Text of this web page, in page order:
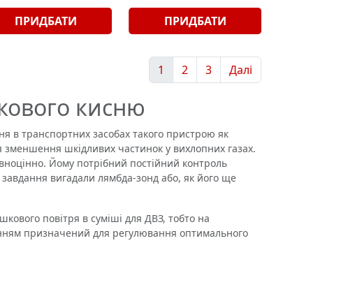
ПРИДБАТИ ПРИДБАТИ
1 2 3 Далі
кисню
в транспортних засобах такого пристрою як
шкідливих частинок у вихлопних газах.
Йому потрібний постійний контроль
завдання вигадали лямбда-зонд або, як його ще
повітря в суміші для ДВЗ, тобто на
призначений для регулювання оптимального